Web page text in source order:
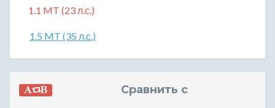
1.1 MT (23 л.с.)
1.5 MT (35 л.с.)
Сравнить с